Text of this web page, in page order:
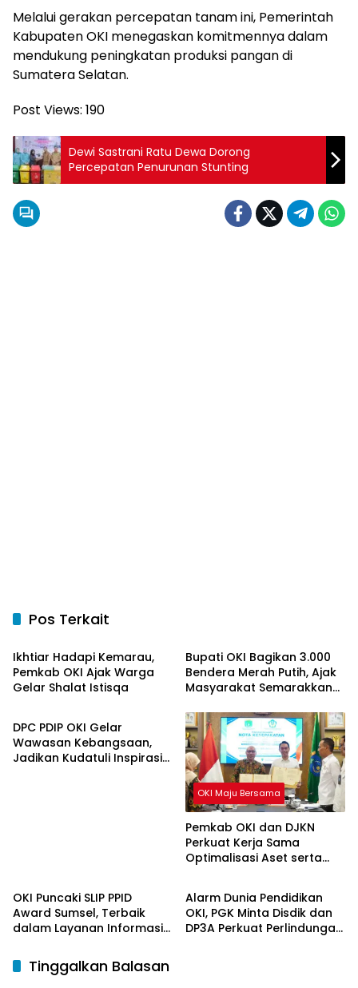
Melalui gerakan percepatan tanam ini, Pemerintah
Kabupaten OKI menegaskan komitmennya dalam
mendukung peningkatan produksi pangan di
Sumatera Selatan.
Post Views: 190
Dewi Sastrani Ratu Dewa Dorong
Percepatan Penurunan Stunting
Pos Terkait
OKI Maju Bersama
Ikhtiar Hadapi Kemarau,
Pemkab OKI Ajak Warga
Gelar Shalat Istisqa
Bupati OKI Bagikan 3.000
Bendera Merah Putih, Ajak
Masyarakat Semarakkan
OKI Maju Bersama
DPC PDIP OKI Gelar
Wawasan Kebangsaan,
Jadikan Kudatuli Inspirasi
OKI Maju Bersama
Pemkab OKI dan DJKN
Perkuat Kerja Sama
Optimalisasi Aset serta
OKI Puncaki SLIP PPID
Award Sumsel, Terbaik
dalam Layanan Informasi
OKI Maju Bersama
Alarm Dunia Pendidikan
OKI, PGK Minta Disdik dan
DP3A Perkuat Perlindungan
Tinggalkan Balasan